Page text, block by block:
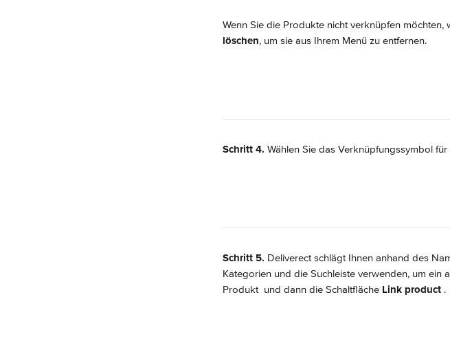
Wenn Sie die Produkte nicht verknüpfen möchten,
löschen, um sie aus Ihrem Menü zu entfernen.
Schritt 4. Wählen Sie das Verknüpfungssymbol
Schritt 5. Deliverect schlägt Ihnen anhand des
Kategorien und die Suchleiste verwenden, um ein
Produkt und dann die Schaltfläche Link product .